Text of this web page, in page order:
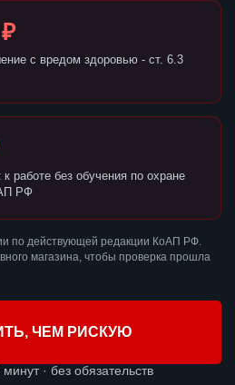
с вредом здоровью - ст. 6.3
работе без обучения по охране
РФ
по действующей редакции КоАП РФ.
магазина, чтобы проверка прошла
ЧЕМ РИСКУЮ
· без обязательств